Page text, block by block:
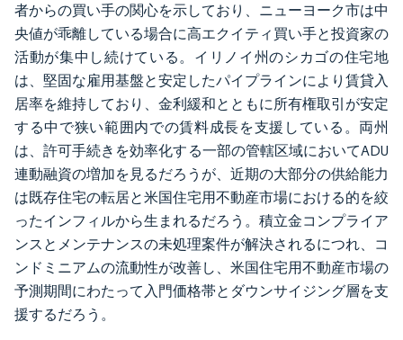
者からの買い手の関心を示しており、ニューヨーク市は中
央値が乖離している場合に高エクイティ買い手と投資家の
活動が集中し続けている。イリノイ州のシカゴの住宅地
は、堅固な雇用基盤と安定したパイプラインにより賃貸入
居率を維持しており、金利緩和とともに所有権取引が安定
する中で狭い範囲内での賃料成長を支援している。両州
は、許可手続きを効率化する一部の管轄区域においてADU
連動融資の増加を見るだろうが、近期の大部分の供給能力
は既存住宅の転居と米国住宅用不動産市場における的を絞
ったインフィルから生まれるだろう。積立金コンプライア
ンスとメンテナンスの未処理案件が解決されるにつれ、コ
ンドミニアムの流動性が改善し、米国住宅用不動産市場の
予測期間にわたって入門価格帯とダウンサイジング層を支
援するだろう。